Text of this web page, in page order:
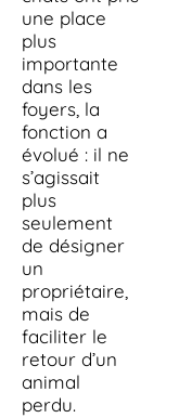
une place
plus
importante
dans les
foyers, la
fonction a
évolué : il ne
s’agissait
plus
seulement
de désigner
un
propriétaire,
mais de
faciliter le
retour d’un
animal
perdu.